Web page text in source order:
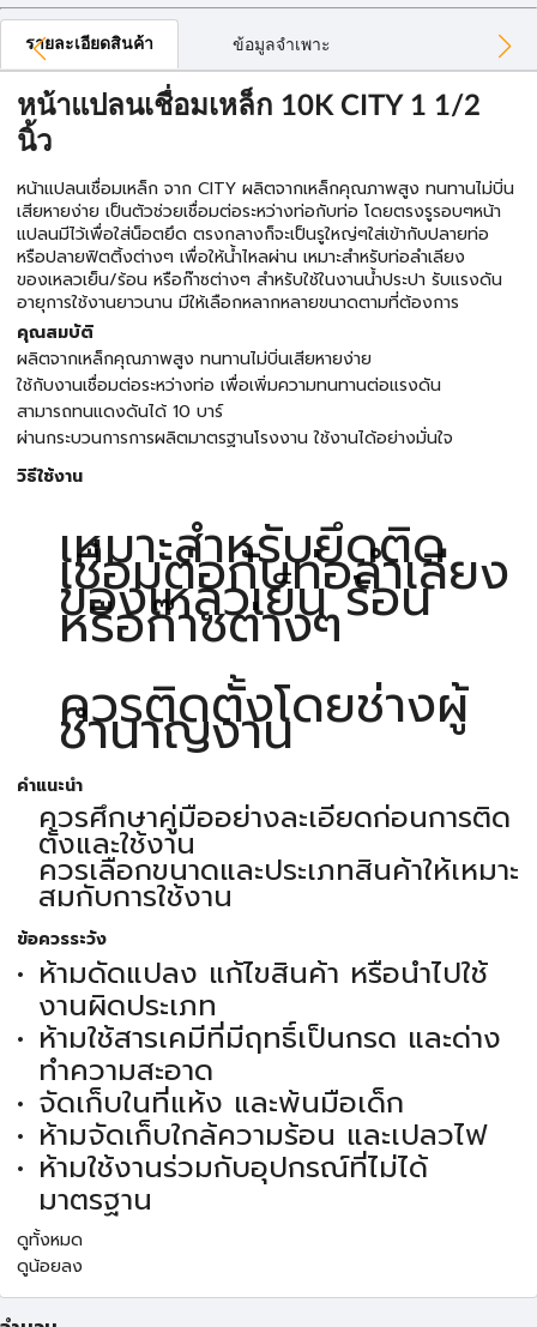
รายละเอียดสินค้า ข้อมูลจำเพาะ
หน้าแปลนเชื่อมเหล็ก 10K CITY 1 1/2
นิ้ว
หน้าแปลนเชื่อมเหล็ก จาก CITY ผลิตจากเหล็กคุณภาพสูง ทนทานไม่บิ่น
เสียหายง่าย เป็นตัวช่วยเชื่อมต่อระหว่างท่อกับท่อ โดยตรงรูรอบๆหน้า
แปลนมีไว้เพื่อใส่น็อตยึด ตรงกลางก็จะเป็นรูใหญ่ๆใส่เข้ากับปลายท่อ
หรือปลายฟิตติ้งต่างๆ เพื่อให้น้ำไหลผ่าน เหมาะสำหรับท่อลำเลียง
ของเหลวเย็น/ร้อน หรือก๊าซต่างๆ สำหรับใช้ในงานน้ำประปา รับแรงดัน
อายุการใช้งานยาวนาน มีให้เลือกหลากหลายขนาดตามที่ต้องการ
คุณสมบัติ
ผลิตจากเหล็กคุณภาพสูง ทนทานไม่บิ่นเสียหายง่าย
ใช้กับงานเชื่อมต่อระหว่างท่อ เพื่อเพิ่มความทนทานต่อแรงดัน
สามารถทนแดงดันได้ 10 บาร์
ผ่านกระบวนการการผลิตมาตรฐานโรงงาน ใช้งานได้อย่างมั่นใจ
วิธีใช้งาน
เหมาะสำหรับยึดติด
เชื่อมต่อกับท่อลำเลียง
ของเหลวเย็น ร้อน
หรือก๊าซต่างๆ
ควรติดตั้งโดยช่างผู้
ชำนาญงาน
คำแนะนำ
ควรศึกษาคู่มืออย่างละเอียดก่อนการติด
ตั้งและใช้งาน
ควรเลือกขนาดและประเภทสินค้าให้เหมาะ
สมกับการใช้งาน
ข้อควรระวัง
ห้ามดัดแปลง แก้ไขสินค้า หรือนำไปใช้
งานผิดประเภท
ห้ามใช้สารเคมีที่มีฤทธิ์เป็นกรด และด่าง
ทำความสะอาด
จัดเก็บในที่แห้ง และพ้นมือเด็ก
ห้ามจัดเก็บใกล้ความร้อน และเปลวไฟ
ห้ามใช้งานร่วมกับอุปกรณ์ที่ไม่ได้
มาตรฐาน
ดูทั้งหมด
ดูน้อยลง